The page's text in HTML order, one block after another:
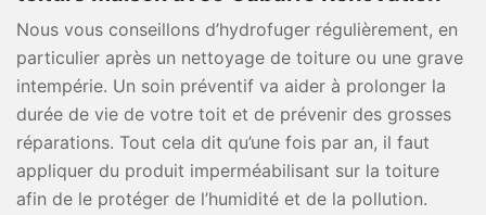
Nous vous conseillons d’hydrofuger régulièrement, en
particulier après un nettoyage de toiture ou une grave
intempérie. Un soin préventif va aider à prolonger la
durée de vie de votre toit et de prévenir des grosses
réparations. Tout cela dit qu’une fois par an, il faut
appliquer du produit imperméabilisant sur la toiture
afin de le protéger de l’humidité et de la pollution.